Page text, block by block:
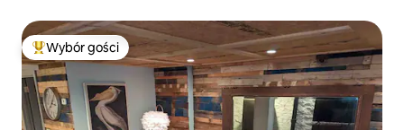
Najpopularniejsze z kategorii Wybór gości
Wybór gości